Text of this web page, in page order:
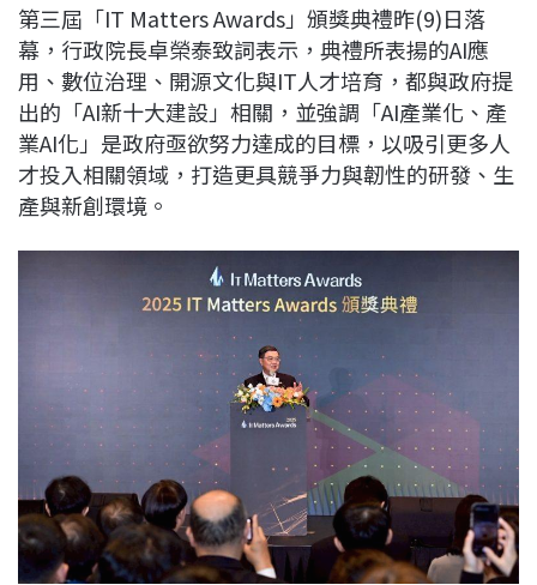
b
o
o
k
a
d
s
e
d
I
L
i
n
k
第三屆「IT Matters Awards」頒獎典禮昨(9)日落
幕，行政院長卓榮泰致詞表示，典禮所表揚的AI應
用、數位治理、開源文化與IT人才培育，都與政府提
出的「AI新十大建設」相關，並強調「AI產業化、產
業AI化」是政府亟欲努力達成的目標，以吸引更多人
才投入相關領域，打造更具競爭力與韌性的研發、生
產與新創環境。